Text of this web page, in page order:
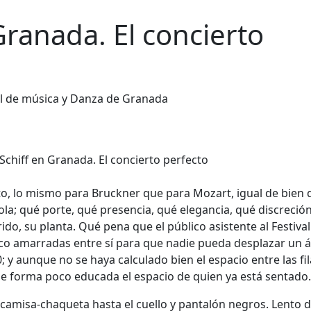
El concierto
de música y Danza de Granada
lo mismo para Bruckner que para Mozart, igual de bien
qué porte, qué presencia, qué elegancia, qué
su planta. Qué pena que el público asistente al
amarradas entre sí para que nadie pueda desplazar un
aunque no se haya calculado bien el espacio entre las
forma poco educada el espacio de quien ya está sentado.
chaqueta hasta el cuello y pantalón negros. Lento